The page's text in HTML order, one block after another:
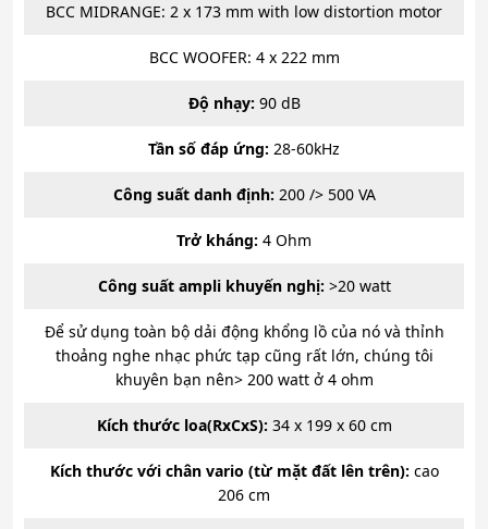
BCC MIDRANGE: 2 x 173 mm with low distortion motor
BCC WOOFER: 4 x 222 mm
Độ nhạy: 90 dB
Tần số đáp ứng: 28-60kHz
Công suất danh định: 200 /> 500 VA
Trở kháng: 4 Ohm
Công suất ampli khuyến nghị: >20 watt
Để sử dụng toàn bộ dải động khổng lồ của nó và thỉnh
thoảng nghe nhạc phức tạp cũng rất lớn, chúng tôi
khuyên bạn nên> 200 watt ở 4 ohm
Kích thước loa(RxCxS): 34 x 199 x 60 cm
Kích thước với chân vario (từ mặt đất lên trên): cao
206 cm